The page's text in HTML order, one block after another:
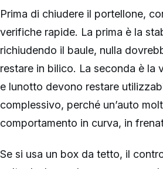
Prima di chiudere il portellone,
verifiche rapide. La prima è la
richiudendo il baule, nulla
restare in bilico. La seconda è la
e lunotto devono restare
complessivo, perché un’auto
comportamento in curva, in
Se si usa un box da tetto, il